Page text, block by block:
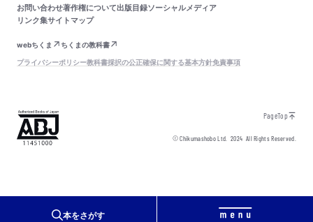
本をさがす
お問い合わせ著作権について出版目録ソーシャルメディア
リンク集サイトマップ
webちくま
ちくまの教科書
プライバシーポリシー教科書採択の公正確保に関する基本方針免責事項
PageTop
© Chikumashobo Ltd.2024 All Rights Reserved.